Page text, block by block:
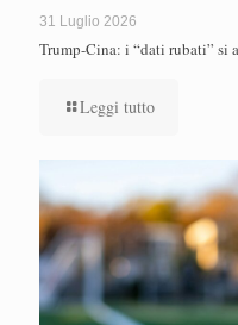
31 Luglio 2026
Trump-Cina: i “dati rubati” si
Leggi tutto